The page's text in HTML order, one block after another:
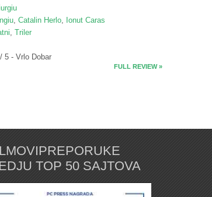
, Catalin Herlo, Ionut Caras
, Triler
5 - Vrlo Dobar
FULL REVIEW »
TOP 50 SAJTOVA